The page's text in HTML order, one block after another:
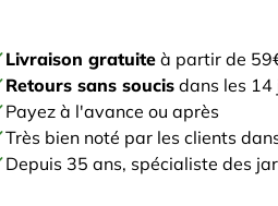
Livraison gratuite à partir de
Retours sans soucis dans les 14
Payez à l'avance ou après
Très bien noté par les clients
Depuis 35 ans, spécialiste des